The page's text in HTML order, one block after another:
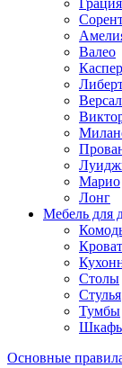
Грация
Валео
Каспер
Марио
Лонг
Мебель для
Столы
Стулья
Тумбы
Основные